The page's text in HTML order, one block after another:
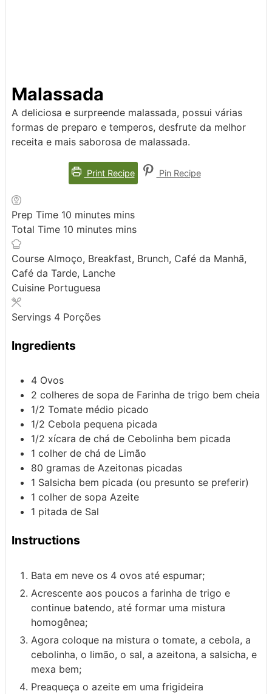
Malassada
A deliciosa e surpreende malassada, possui várias
formas de preparo e temperos, desfrute da melhor
receita e mais saborosa de malassada.
Print Recipe Pin Recipe
Prep Time 10 minutes mins
Total Time 10 minutes mins
Course Almoço, Breakfast, Brunch, Café da Manhã,
Café da Tarde, Lanche
Cuisine Portuguesa
Servings 4 Porções
Ingredients
4 Ovos
2 colheres de sopa de Farinha de trigo bem cheia
1/2 Tomate médio picado
1/2 Cebola pequena picada
1/2 xícara de chá de Cebolinha bem picada
1 colher de chá de Limão
80 gramas de Azeitonas picadas
1 Salsicha bem picada (ou presunto se preferir)
1 colher de sopa Azeite
1 pitada de Sal
Instructions
Bata em neve os 4 ovos até espumar;
Acrescente aos poucos a farinha de trigo e
continue batendo, até formar uma mistura
homogênea;
Agora coloque na mistura o tomate, a cebola, a
cebolinha, o limão, o sal, a azeitona, a salsicha, e
mexa bem;
Preaqueça o azeite em uma frigideira